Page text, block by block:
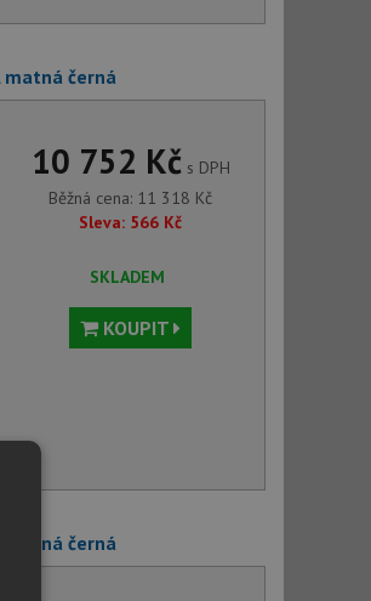
matná černá
10 752 Kčs DPH
Běžná cena: 11 318 Kč
Sleva: 566 Kč
SKLADEM
KOUPIT
matná černá